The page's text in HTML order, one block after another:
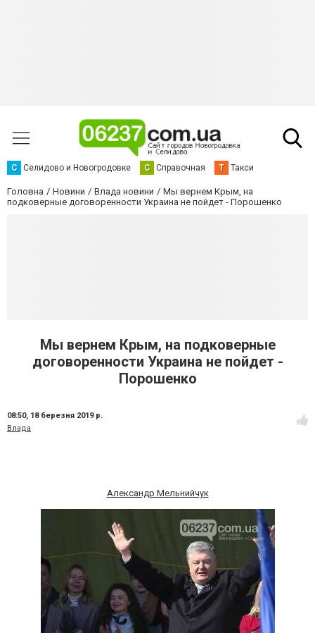
С Селидово и Новогродовке С Справочная Т Такси
Головна Новини Влада новини
Мы вернем Крым, на
подковерные договоренности Украина не пойдет - Порошенко
Мы вернем Крым, на подковерные
договоренности Украина не пойдет -
Порошенко
08:50, 18 березня 2019 р.
Влада
Александр Мельнийчук